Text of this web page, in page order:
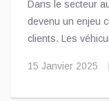
Dans le secteur
devenu un enjeu
clients. Les
de leurs visites à
15 Janvier 2025